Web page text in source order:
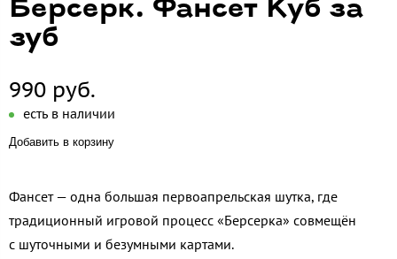
Берсерк. Фансет Куб за
зуб
990 руб.
есть в наличии
Добавить в корзину
Фансет — одна большая первоапрельская шутка, где
традиционный игровой процесс «Берсерка» совмещён
с шуточными и безумными картами.